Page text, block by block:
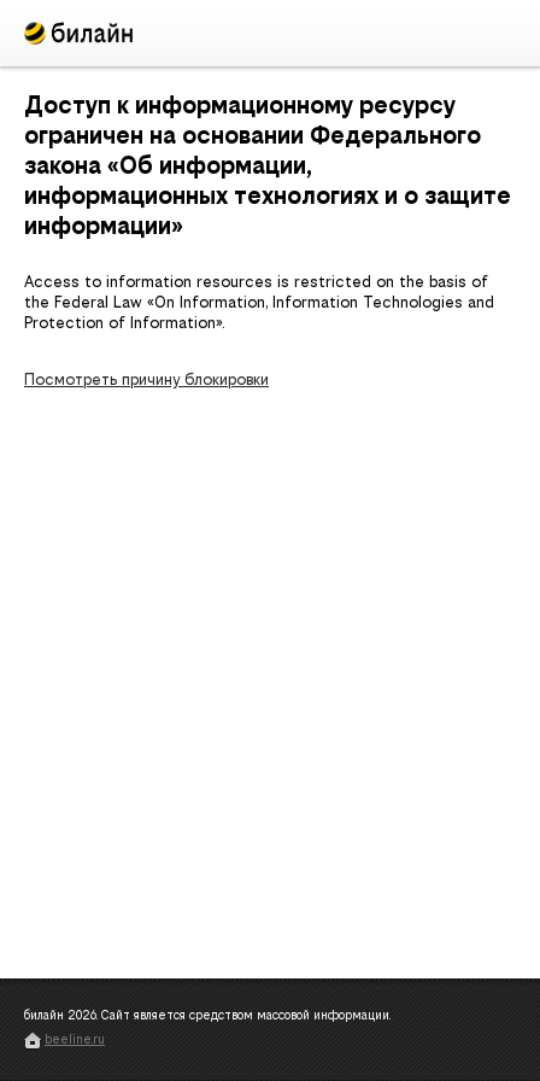
Доступ к информационному ресурсу
ограничен на основании Федерального
закона «Об информации,
информационных технологиях и о защите
информации»
Access to information resources is restricted on the basis of
the Federal Law «On Information, Information Technologies and
Protection of Information».
Посмотреть причину блокировки
билайн 2026. Сайт является средством массовой информации.
beeline.ru